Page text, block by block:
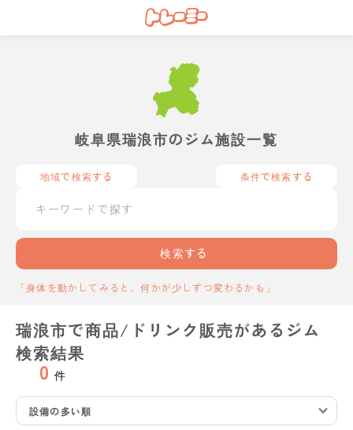
岐阜県瑞浪市のジム施設一覧
地域で検索する 条件で検索する
検索する
「身体を動かしてみると、何かが少しずつ変わるかも」
瑞浪市で商品/ドリンク販売があるジム
検索結果
0 件
設備の多い順